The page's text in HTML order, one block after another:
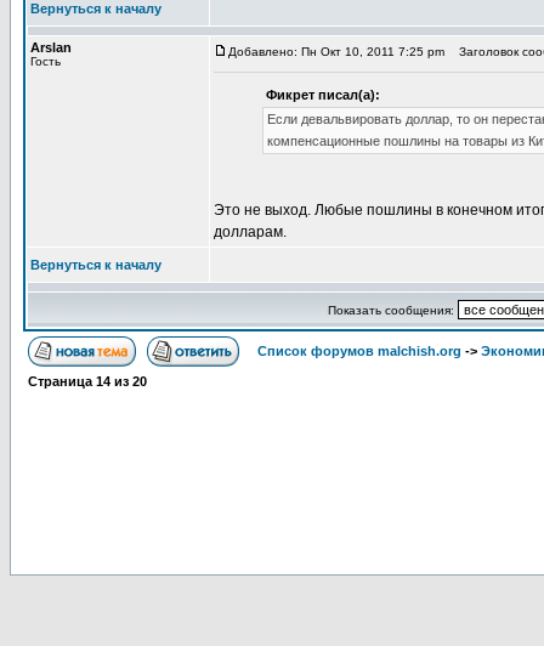
Вернуться к началу
Arslan
Гость
Добавлено: Пн Окт 10, 2011 7:25 pm Заголовок
Фикрет писал(а):
Если девальвировать доллар, то он
компенсационные пошлины на товары из
Это не выход. Любые пошлины в конечном
долларам.
Вернуться к началу
Показать сообщения:
Список форумов malchish.org ->
Страница 14 из 20